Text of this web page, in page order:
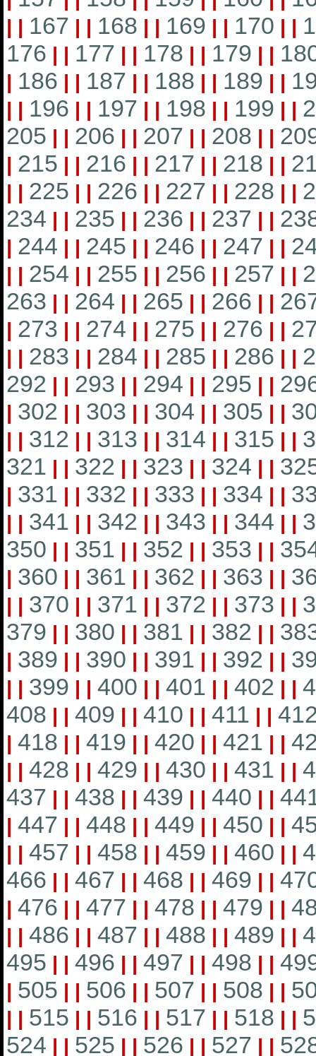
| | 167 | | 168 | | 169 | | 170 | |
176 | | 177 | | 178 | | 179 | |
| 186 | | 187 | | 188 | | 189 | |
| | 196 | | 197 | | 198 | | 199 | |
205 | | 206 | | 207 | | 208 | |
| 215 | | 216 | | 217 | | 218 | |
| | 225 | | 226 | | 227 | | 228 | |
234 | | 235 | | 236 | | 237 | |
| 244 | | 245 | | 246 | | 247 | |
| | 254 | | 255 | | 256 | | 257 | |
263 | | 264 | | 265 | | 266 | |
| 273 | | 274 | | 275 | | 276 | |
| | 283 | | 284 | | 285 | | 286 | |
292 | | 293 | | 294 | | 295 | |
| 302 | | 303 | | 304 | | 305 | |
| | 312 | | 313 | | 314 | | 315 | |
321 | | 322 | | 323 | | 324 | |
| 331 | | 332 | | 333 | | 334 | |
| | 341 | | 342 | | 343 | | 344 | |
350 | | 351 | | 352 | | 353 | |
| 360 | | 361 | | 362 | | 363 | |
| | 370 | | 371 | | 372 | | 373 | |
379 | | 380 | | 381 | | 382 | |
| 389 | | 390 | | 391 | | 392 | |
| | 399 | | 400 | | 401 | | 402 | |
408 | | 409 | | 410 | | 411 | |
| 418 | | 419 | | 420 | | 421 | |
| | 428 | | 429 | | 430 | | 431 | |
437 | | 438 | | 439 | | 440 | |
| 447 | | 448 | | 449 | | 450 | |
| | 457 | | 458 | | 459 | | 460 | |
466 | | 467 | | 468 | | 469 | |
| 476 | | 477 | | 478 | | 479 | |
| | 486 | | 487 | | 488 | | 489 | |
495 | | 496 | | 497 | | 498 | |
| 505 | | 506 | | 507 | | 508 | |
| | 515 | | 516 | | 517 | | 518 | |
524 | | 525 | | 526 | | 527 | |